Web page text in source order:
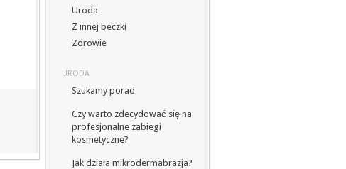
Uroda
Z innej beczki
Zdrowie
URODA
Szukamy porad
Czy warto zdecydować się na
profesjonalne zabiegi
kosmetyczne?
Jak działa mikrodermabrazja?